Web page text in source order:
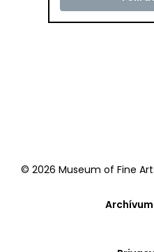
© 2026 Museum of Fine